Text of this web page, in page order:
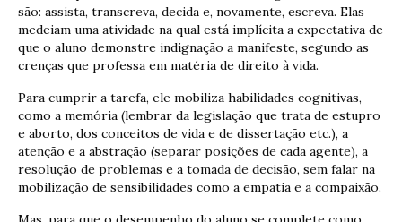
são: assista, transcreva, decida e, novamente, escreva. Elas
medeiam uma atividade na qual está implícita a expectativa de
que o aluno demonstre indignação a manifeste, segundo as
crenças que professa em matéria de direito à vida.
Para cumprir a tarefa, ele mobiliza habilidades cognitivas,
como a memória (lembrar da legislação que trata de estupro
e aborto, dos conceitos de vida e de dissertação etc.), a
atenção e a abstração (separar posições de cada agente), a
resolução de problemas e a tomada de decisão, sem falar na
mobilização de sensibilidades como a empatia e a compaixão.